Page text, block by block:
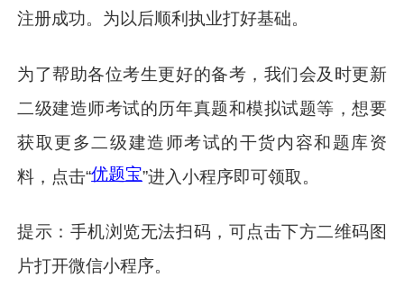
注册成功。为以后顺利执业打好基础。
为了帮助各位考生更好的备考，我们会及时更新
二级建造师考试的历年真题和模拟试题等，想要
获取更多二级建造师考试的干货内容和题库资
料，点击“优题宝”进入小程序即可领取。
提示：手机浏览无法扫码，可点击下方二维码图
片打开微信小程序。